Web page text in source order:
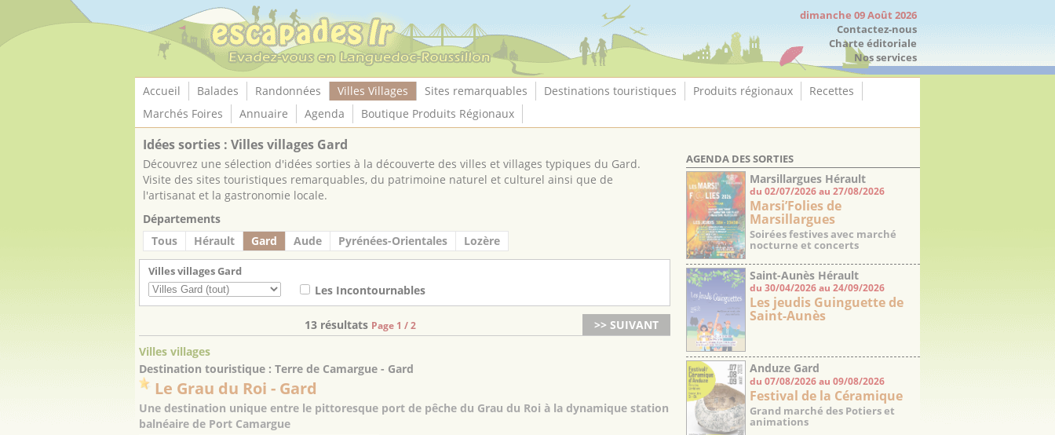
dimanche 09 Août 2026
Contactez-nous
Charte éditoriale
Nos services
Accueil Balades Randonnées Villes Villages Sites remarquables Destinations touristiques Produits régionaux
Recettes
Marchés Foires
Annuaire Agenda Boutique Produits Régionaux
Idées sorties : Villes villages Gard
Découvrez une sélection d'idées sorties à la découverte des villes et villages typiques du Gard.
Visite des sites touristiques remarquables, du patrimoine naturel et culturel ainsi que de
l'artisanat et la gastronomie locale.
Départements
Tous
Hérault Gard Aude Pyrénées-Orientales Lozère
Villes villages Gard
Les Incontournables
>> SUIVANT
13 résultats Page 1 / 2
Villes villages
Destination touristique : Terre de Camargue - Gard
Le Grau du Roi - Gard
Une destination unique entre le pittoresque port de pêche du Grau du Roi à la dynamique station
balnéaire de Port Camargue
AGENDA DES SORTIES
Marsillargues Hérault
du 02/07/2026 au 27/08/2026
Marsi’Folies de
Marsillargues
Soirées festives avec marché
nocturne et concerts
Saint-Aunès Hérault
du 30/04/2026 au 24/09/2026
Les jeudis Guinguette de
Saint-Aunès
Anduze Gard
du 07/08/2026 au 09/08/2026
Festival de la Céramique
Grand marché des Potiers et
animations
Panneau de gestion des cookies